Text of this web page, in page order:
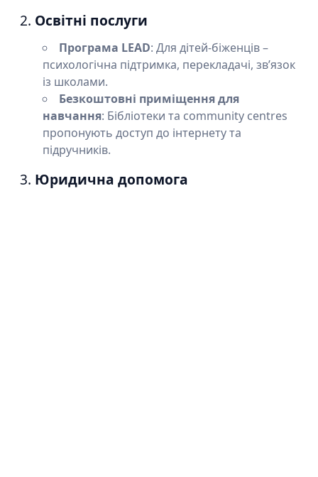
2. Освітні послуги
Програма LEAD: Для дітей-біженців –
психологічна підтримка, перекладачі, зв’язок
із школами.
Безкоштовні приміщення для
навчання: Бібліотеки та community centres
пропонують доступ до інтернету та
підручників.
3. Юридична допомога